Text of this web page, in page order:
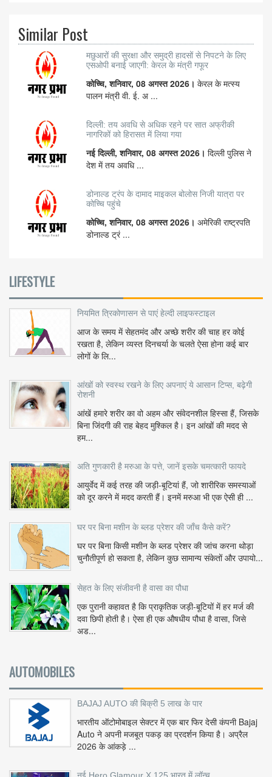
Similar Post
मछुआरों की सुरक्षा और समुद्री हादसों से निपटने के लिए
एसओपी बनाई जाएगी: केरल के मंत्री गफूर
कोच्चि, शनिवार, 08 अगस्त 2026। केरल के मत्स्य
पालन मंत्री वी. ई. अ ...
दिल्ली: तय अवधि से अधिक रहने पर सात अफ्रीकी
नागरिकों को हिरासत में लिया गया
नई दिल्ली, शनिवार, 08 अगस्त 2026। दिल्ली पुलिस ने
देश में तय अवधि ...
डोनाल्ड ट्रंप के दामाद माइकल बोलोस निजी यात्रा पर
कोच्चि पहुंचे
कोच्चि, शनिवार, 08 अगस्त 2026। अमेरिकी राष्ट्रपति
डोनाल्ड ट्रं ...
LIFESTYLE
नियमित त्रिकोणासन से पाएं हेल्दी लाइफस्टाइल
आज के समय में सेहतमंद और अच्छे शरीर की चाह हर कोई
रखता है, लेकिन व्यस्त दिनचर्या के चलते ऐसा होना कई बार
लोगों के लि...
आंखों को स्वस्थ रखने के लिए अपनाएं ये आसान टिप्स, बढ़ेगी
रोशनी
आंखें हमारे शरीर का वो अहम और संवेदनशील हिस्सा हैं, जिसके
बिना जिंदगी की राह बेहद मुश्किल है। इन आंखों की मदद से
हम...
अति गुणकारी है मरुआ के पत्ते, जानें इसके चमत्कारी फायदे
आयुर्वेद में कई तरह की जड़ी-बूटियां हैं, जो शारीरिक समस्याओं
को दूर करने में मदद करती हैं। इनमें मरुआ भी एक ऐसी ही ...
घर पर बिना मशीन के ब्लड प्रेशर की जाँच कैसे करें?
घर पर बिना किसी मशीन के ब्लड प्रेशर की जांच करना थोड़ा
चुनौतीपूर्ण हो सकता है, लेकिन कुछ सामान्य संकेतों और उपायो...
सेहत के लिए संजीवनी है वासा का पौधा
एक पुरानी कहावत है कि प्राकृतिक जड़ी-बूटियों में हर मर्ज की
दवा छिपी होती है। ऐसा ही एक औषधीय पौधा है वासा, जिसे
अड...
AUTOMOBILES
BAJAJ AUTO की बिक्री 5 लाख के पार
भारतीय ऑटोमोबाइल सेक्टर में एक बार फिर देसी कंपनी Bajaj
Auto ने अपनी मजबूत पकड़ का प्रदर्शन किया है। अप्रैल
2026 के आंकड़े ...